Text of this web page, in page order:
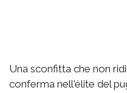
Una sconfitta che non
conferma nell'élite del